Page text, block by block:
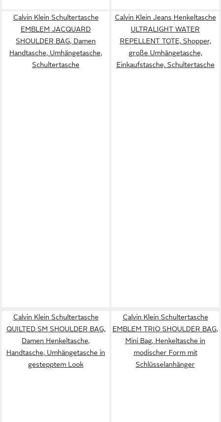
Calvin Klein Schultertasche
EMBLEM JACQUARD
SHOULDER BAG, Damen
Handtasche, Umhängetasche,
Schultertasche
Calvin Klein Jeans Henkeltasche
ULTRALIGHT WATER
REPELLENT TOTE, Shopper,
große Umhängetasche,
Einkaufstasche, Schultertasche
Calvin Klein Schultertasche
QUILTED SM SHOULDER BAG,
Damen Henkeltasche,
Handtasche, Umhängetasche in
gestepptem Look
Calvin Klein Schultertasche
EMBLEM TRIO SHOULDER BAG,
Mini Bag, Henkeltasche in
modischer Form mit
Schlüsselanhänger